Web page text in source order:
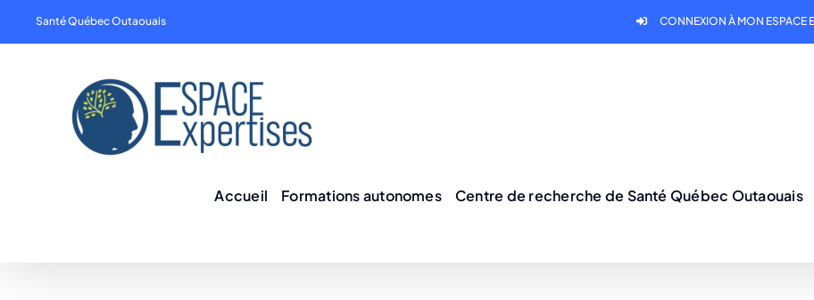
Santé Québec Outaouais CONNEXION À MON ESPACE
Accueil Formations autonomes Centre de recherche de Santé Québec Outaouais